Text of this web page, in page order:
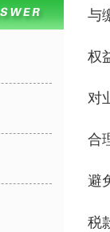
与
权
对
合
避
税